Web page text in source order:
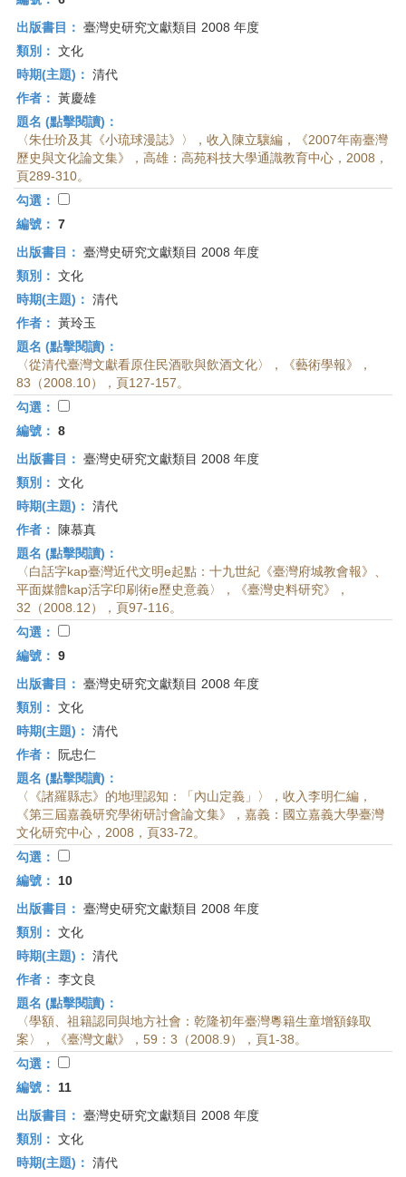
出版書目： 臺灣史研究文獻類目 2008 年度
類別： 文化
時期(主題)： 清代
作者： 黃慶雄
題名 (點擊閱讀)：
〈朱仕玠及其《小琉球漫誌》〉，收入陳立驤編，《2007年南臺灣
歷史與文化論文集》，高雄：高苑科技大學通識教育中心，2008，
頁289-310。
勾選：
編號： 7
出版書目： 臺灣史研究文獻類目 2008 年度
類別： 文化
時期(主題)： 清代
作者： 黃玲玉
題名 (點擊閱讀)：
〈從清代臺灣文獻看原住民酒歌與飲酒文化〉，《藝術學報》，
83（2008.10），頁127-157。
勾選：
編號： 8
出版書目： 臺灣史研究文獻類目 2008 年度
類別： 文化
時期(主題)： 清代
作者：
陳慕真
題名 (點擊閱讀)：
〈白話字kap臺灣近代文明e起點：十九世紀《臺灣府城教會報》、
平面媒體kap活字印刷術e歷史意義〉，《臺灣史料研究》，
32（2008.12），頁97-116。
勾選：
編號： 9
出版書目： 臺灣史研究文獻類目 2008 年度
類別： 文化
時期(主題)： 清代
作者：
阮忠仁
題名 (點擊閱讀)：
〈《諸羅縣志》的地理認知：「內山定義」〉，收入李明仁編，
《第三屆嘉義研究學術研討會論文集》，嘉義：國立嘉義大學臺灣
文化研究中心，2008，頁33-72。
勾選：
編號：
10
出版書目： 臺灣史研究文獻類目 2008 年度
類別： 文化
時期(主題)： 清代
作者： 李文良
題名 (點擊閱讀)：
〈學額、祖籍認同與地方社會：乾隆初年臺灣粵籍生童增額錄取
案〉，《臺灣文獻》，59：3（2008.9），頁1-38。
勾選：
編號：
11
出版書目： 臺灣史研究文獻類目 2008 年度
類別： 文化
時期(主題)： 清代